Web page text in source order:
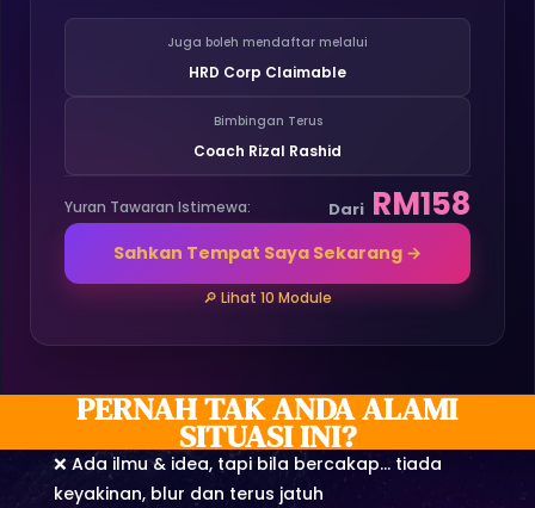
Juga boleh mendaftar melalui
HRD Corp Claimable
Bimbingan Terus
Coach Rizal Rashid
Yuran Tawaran Istimewa: Dari RM158
Sahkan Tempat Saya Sekarang →
🔎 Lihat 10 Module
PERNAH TAK ANDA ALAMI
SITUASI INI?
❌ Ada ilmu & idea, tapi bila bercakap… tiada
keyakinan, blur dan terus jatuh